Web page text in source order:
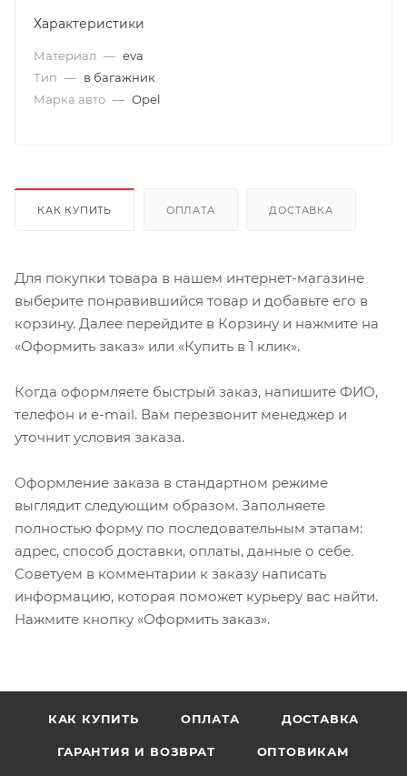
Характеристики
Материал — eva
Тип — в багажник
Марка авто — Opel
КАК КУПИТЬ ОПЛАТА ДОСТАВКА
Для покупки товара в нашем интернет-магазине
выберите понравившийся товар и добавьте его в
корзину. Далее перейдите в Корзину и нажмите на
«Оформить заказ» или «Купить в 1 клик».
Когда оформляете быстрый заказ, напишите ФИО,
телефон и e-mail. Вам перезвонит менеджер и
уточнит условия заказа.
Оформление заказа в стандартном режиме
выглядит следующим образом. Заполняете
полностью форму по последовательным этапам:
адрес, способ доставки, оплаты, данные о себе.
Советуем в комментарии к заказу написать
информацию, которая поможет курьеру вас найти.
Нажмите кнопку «Оформить заказ».
КАК КУПИТЬ ОПЛАТА ДОСТАВКА
ГАРАНТИЯ И ВОЗВРАТ ОПТОВИКАМ